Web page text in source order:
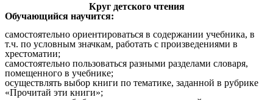
Круг детского чтения
Обучающийся научится:
самостоятельно ориентироваться в содержании учебника, в
т.ч. по условным значкам, работать с произведениями в
хрестоматии;
самостоятельно пользоваться разными разделами словаря,
помещенного в учебнике;
осуществлять выбор книги по тематике, заданной в рубрике
«Прочитай эти книги»;